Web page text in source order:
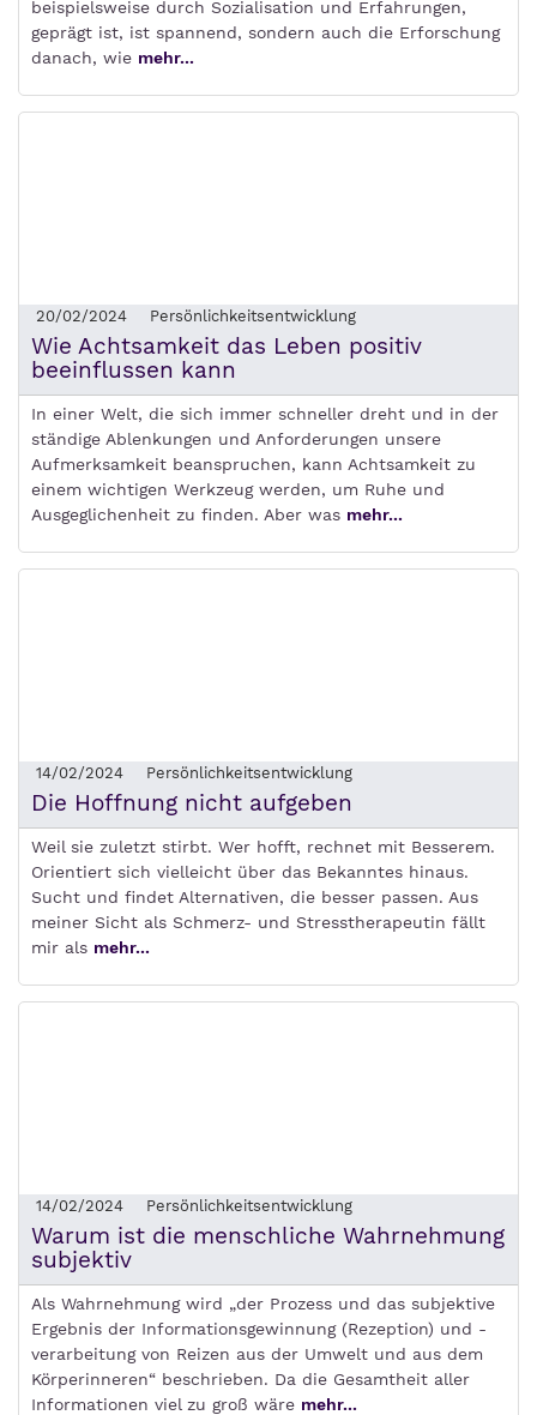
beispielsweise durch Sozialisation und Erfahrungen,
geprägt ist, ist spannend, sondern auch die Erforschung
danach, wie mehr...
20/02/2024 Persönlichkeitsentwicklung
Wie Achtsamkeit das Leben positiv
beeinflussen kann
In einer Welt, die sich immer schneller dreht und in der
ständige Ablenkungen und Anforderungen unsere
Aufmerksamkeit beanspruchen, kann Achtsamkeit zu
einem wichtigen Werkzeug werden, um Ruhe und
Ausgeglichenheit zu finden. Aber was mehr...
14/02/2024 Persönlichkeitsentwicklung
Die Hoffnung nicht aufgeben
Weil sie zuletzt stirbt. Wer hofft, rechnet mit Besserem.
Orientiert sich vielleicht über das Bekanntes hinaus.
Sucht und findet Alternativen, die besser passen. Aus
meiner Sicht als Schmerz- und Stresstherapeutin fällt
mir als mehr...
14/02/2024 Persönlichkeitsentwicklung
Warum ist die menschliche Wahrnehmung
subjektiv
Als Wahrnehmung wird „der Prozess und das subjektive
Ergebnis der Informationsgewinnung (Rezeption) und -
verarbeitung von Reizen aus der Umwelt und aus dem
Körperinneren“ beschrieben. Da die Gesamtheit aller
Informationen viel zu groß wäre mehr...